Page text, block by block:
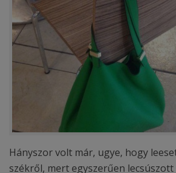
Hányszor volt már, ugye, hogy
székről, mert egyszerűen lecsúszott